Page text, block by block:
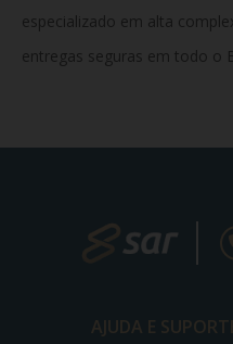
especializado em alta
entregas seguras em todo o
AJUDA E